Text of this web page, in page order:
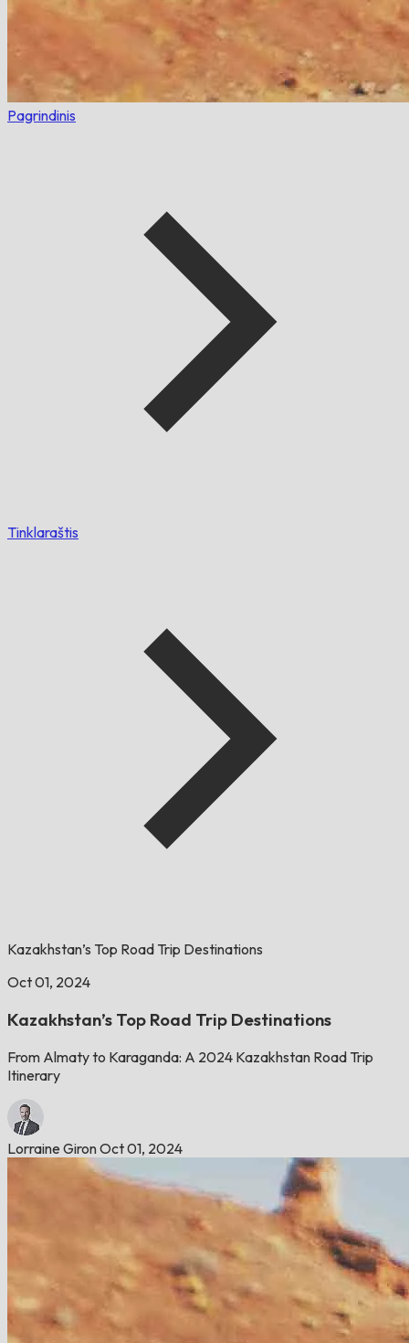
Pagrindinis
Tinklaraštis
Kazakhstan’s Top Road Trip Destinations
Oct 01, 2024
Kazakhstan’s Top Road Trip Destinations
From Almaty to Karaganda: A 2024 Kazakhstan Road Trip
Itinerary
Lorraine GironOct 01, 2024